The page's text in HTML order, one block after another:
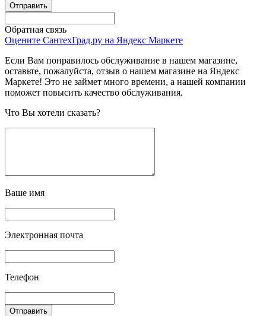
Обратная связь
Оцените СантехГрад.ру на Яндекс Маркете
Если Вам понравилось обслуживание в нашем магазине,
оставьте, пожалуйста, отзыв о нашем магазине на Яндекс
Маркете! Это не займет много времени, а нашей компании
поможет повысить качество обслуживания.
Что Вы хотели сказать?
Ваше имя
Электронная почта
Телефон